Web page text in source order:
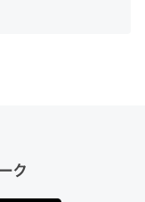
by LIFULL介護